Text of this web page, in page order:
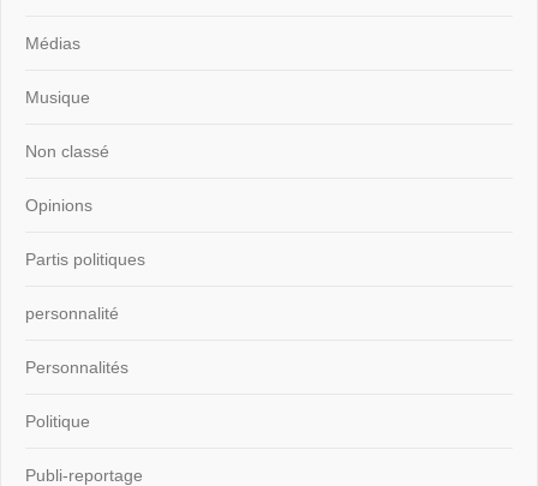
Médias
Musique
Non classé
Opinions
Partis politiques
personnalité
Personnalités
Politique
Publi-reportage